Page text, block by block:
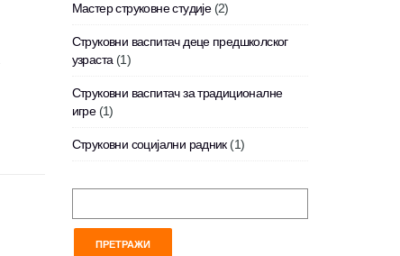
Мастер струковне студије(2)
Струковни васпитач деце предшколског
узраста (1)
Струковни васпитач за традиционалне
игре(1)
Струковни социјални радник(1)